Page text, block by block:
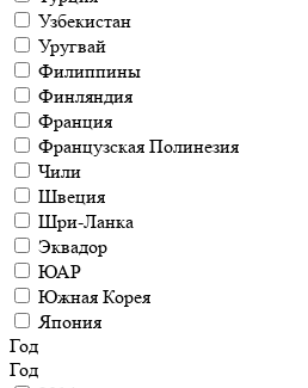
Узбекистан
Уругвай
Филиппины
Финляндия
Франция
Французская Полинезия
Чили
Швеция
Шри-Ланка
Эквадор
ЮАР
Южная Корея
Япония
Год
Год